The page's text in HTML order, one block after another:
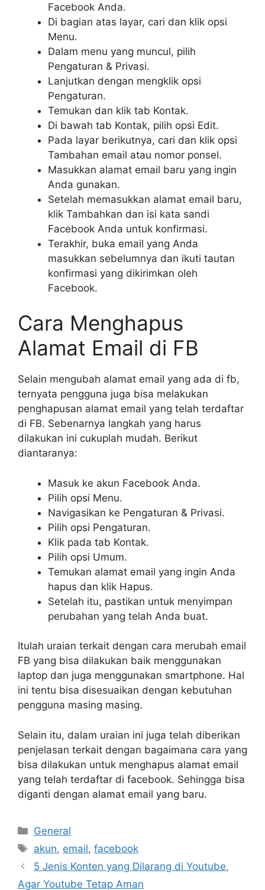
Facebook Anda.
Di bagian atas layar, cari dan klik opsi
Menu.
Dalam menu yang muncul, pilih
Pengaturan & Privasi.
Lanjutkan dengan mengklik opsi
Pengaturan.
Temukan dan klik tab Kontak.
Di bawah tab Kontak, pilih opsi Edit.
Pada layar berikutnya, cari dan klik opsi
Tambahan email atau nomor ponsel.
Masukkan alamat email baru yang ingin
Anda gunakan.
Setelah memasukkan alamat email baru,
klik Tambahkan dan isi kata sandi
Facebook Anda untuk konfirmasi.
Terakhir, buka email yang Anda
masukkan sebelumnya dan ikuti tautan
konfirmasi yang dikirimkan oleh
Facebook.
Cara Menghapus
Alamat Email di FB
Selain mengubah alamat email yang ada di fb,
ternyata pengguna juga bisa melakukan
penghapusan alamat email yang telah terdaftar
di FB. Sebenarnya langkah yang harus
dilakukan ini cukuplah mudah. Berikut
diantaranya:
Masuk ke akun Facebook Anda.
Pilih opsi Menu.
Navigasikan ke Pengaturan & Privasi.
Pilih opsi Pengaturan.
Klik pada tab Kontak.
Pilih opsi Umum.
Temukan alamat email yang ingin Anda
hapus dan klik Hapus.
Setelah itu, pastikan untuk menyimpan
perubahan yang telah Anda buat.
Itulah uraian terkait dengan cara merubah email
FB yang bisa dilakukan baik menggunakan
laptop dan juga menggunakan smartphone. Hal
ini tentu bisa disesuaikan dengan kebutuhan
pengguna masing masing.
Selain itu, dalam uraian ini juga telah diberikan
penjelasan terkait dengan bagaimana cara yang
bisa dilakukan untuk menghapus alamat email
yang telah terdaftar di facebook. Sehingga bisa
diganti dengan alamat email yang baru.
Categories
General
Tags
akun, email,facebook
5 Jenis Konten yang Dilarang di Youtube,
Agar Youtube Tetap Aman